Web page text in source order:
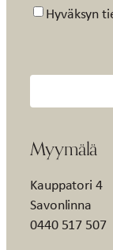
Suostumus
Hyväksyn
Myymälä
Kauppatori 4
Savonlinna
0440 517 507